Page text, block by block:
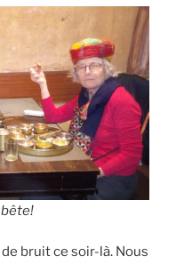
bête!
bruit ce soir-là. Nous